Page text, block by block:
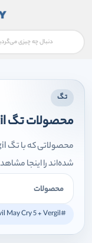
تگ
محصولات تگ Devil May Cry 5 + Vergil
شده‌اند را اینجا
محصولات
#Devil May Cry 5 + Vergil